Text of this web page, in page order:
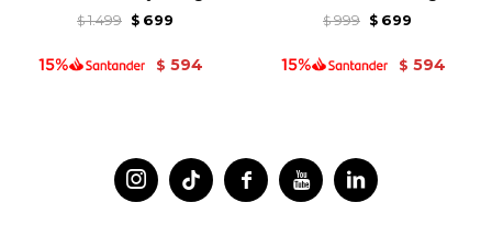
$ 1.499 $ 699
$ 594
$ 999 $ 699
$ 594
 
 